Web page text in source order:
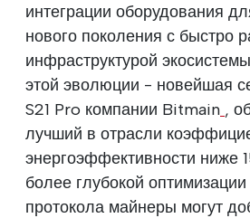
интеграции оборудования
нового поколения с быстро
инфраструктурой
этой эволюции - новейшая
S21 Pro компании Bitmain ,
лучший в отрасли
энергоэффективности ниже
более глубокой
протокола майнеры могут